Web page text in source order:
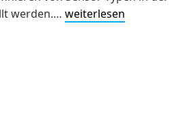
werden.… weiterlesen